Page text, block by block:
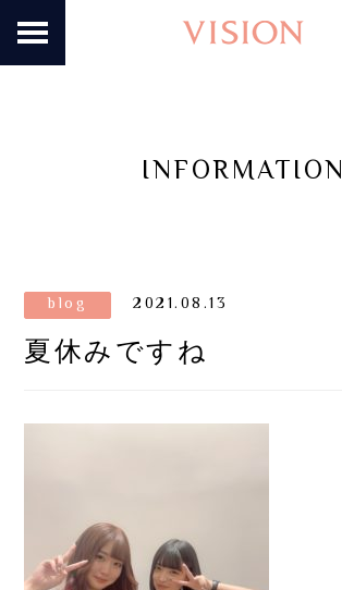
INFORMATION
2021.08.13
blog
夏休みですね